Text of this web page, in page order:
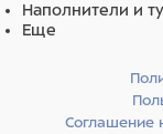
Наполнители и
Еще
Соглашение